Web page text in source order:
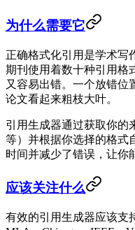
为什么需要它
正确格式化引用是学术写
期刊使用着数十种引用格
又容易出错。一个放错位
论文看起来粗枝大叶。
引用生成器通过获取你的
等）并根据你选择的格式
时间并减少了错误，让你
应该关注什么
有效的引用生成器应该支